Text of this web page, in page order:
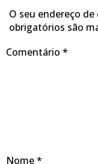
O seu endereço
obrigatórios são
Comentário *
Nome*